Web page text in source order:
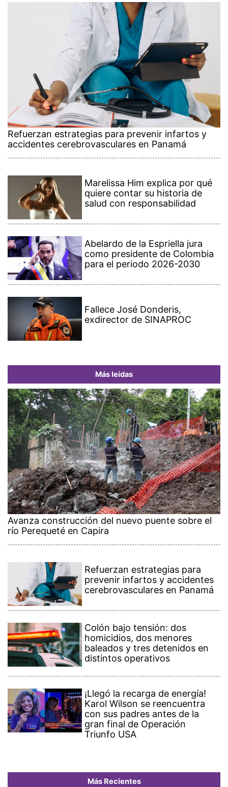
Refuerzan estrategias para prevenir infartos y
accidentes cerebrovasculares en Panamá
Marelissa Him explica por qué
quiere contar su historia de
salud con responsabilidad
Abelardo de la Espriella jura
como presidente de Colombia
para el periodo 2026-2030
Fallece José Donderis,
exdirector de SINAPROC
Más leídas
Avanza construcción del nuevo puente sobre el
río Perequeté en Capira
Refuerzan estrategias para
prevenir infartos y accidentes
cerebrovasculares en Panamá
Colón bajo tensión: dos
homicidios, dos menores
baleados y tres detenidos en
distintos operativos
¡Llegó la recarga de energía!
Karol Wilson se reencuentra
con sus padres antes de la
gran final de Operación
Triunfo USA
Más Recientes